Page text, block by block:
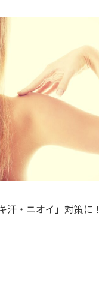
汗・ニオイ」対策に！